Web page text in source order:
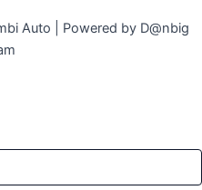
Auto | Powered by D@nbig